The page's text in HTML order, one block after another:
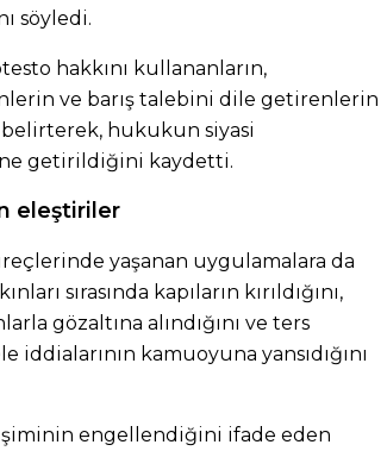
söyledi.
hakkını kullananların,
ve barış talebini dile getirenlerin
hukukun siyasi
getirildiğini kaydetti.
eleştiriler
yaşanan uygulamalara da
sırasında kapıların kırıldığını,
gözaltına alındığını ve ters
kamuoyuna yansıdığını
engellendiğini ifade eden